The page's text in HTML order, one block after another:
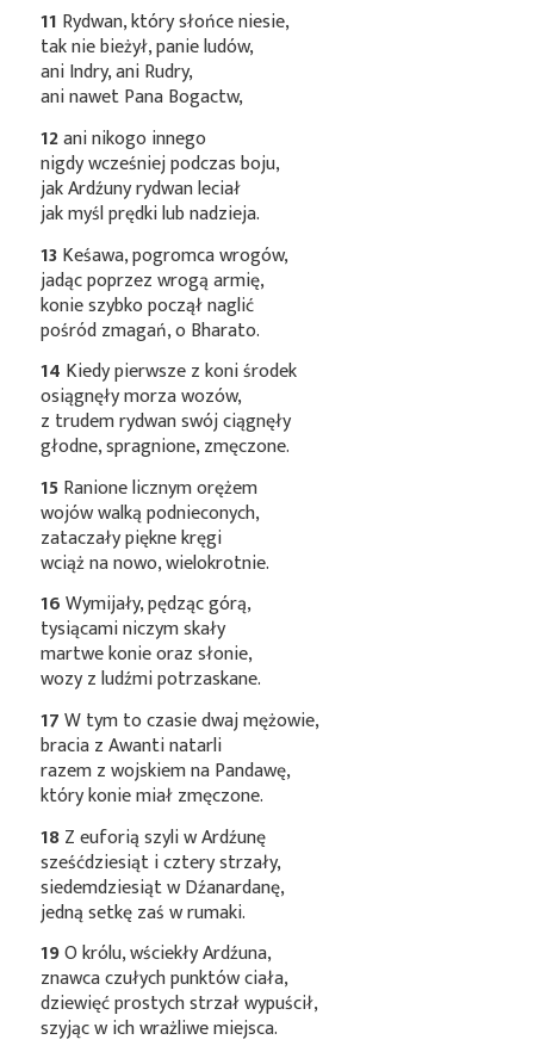
11 Rydwan, który słońce niesie,
tak nie bieżył, panie ludów,
ani Indry, ani Rudry,
ani nawet Pana Bogactw,
12ani nikogo innego
nigdy wcześniej podczas boju,
jak Ardźuny rydwan leciał
jak myśl prędki lub nadzieja.
13Keśawa, pogromca wrogów,
jadąc poprzez wrogą armię,
konie szybko począł naglić
pośród zmagań, o Bharato.
14 Kiedy pierwsze z koni środek
osiągnęły morza wozów,
z trudem rydwan swój ciągnęły
głodne, spragnione, zmęczone.
15Ranione licznym orężem
wojów walką podnieconych,
zataczały piękne kręgi
wciąż na nowo, wielokrotnie.
16Wymijały, pędząc górą,
tysiącami niczym skały
martwe konie oraz słonie,
wozy z ludźmi potrzaskane.
17W tym to czasie dwaj mężowie,
bracia z Awanti natarli
razem z wojskiem na Pandawę,
który konie miał zmęczone.
18Z euforią szyli w Ardźunę
sześćdziesiąt i cztery strzały,
siedemdziesiąt w Dźanardanę,
jedną setkę zaś w rumaki.
19O królu, wściekły Ardźuna,
znawca czułych punktów ciała,
dziewięć prostych strzał wypuścił,
szyjąc w ich wrażliwe miejsca.